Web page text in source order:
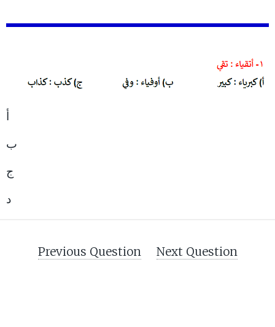
أ
ب
ج
د
Previous Question Next Question